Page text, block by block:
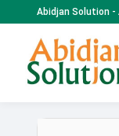
Abidjan Solution